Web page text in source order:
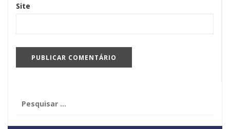
Site
por: